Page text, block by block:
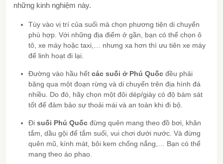
những kinh nghiệm này.
Tùy vào vị trí của suối mà chọn phương tiện di chuyển
phù hợp. Với những địa điểm ở gần, bạn có thể chọn ô
tô, xe máy hoặc taxi,… nhưng xa hơn thì ưu tiên xe máy
để linh hoạt đi lại.
Đường vào hầu hết các suối ở Phú Quốc đều phải
băng qua một đoạn rừng và di chuyển trên địa hình đá
nhiều. Do đó, hãy chọn một đôi dép/giày có độ bám sát
tốt để đảm bảo sự thoải mái và an toàn khi đi bộ.
Đi suối Phú Quốc đừng quên mang theo đồ bơi, khăn
tắm, dầu gội để tắm suối, vui chơi dưới nước. Và đừng
quên mũ, kính mát, bôi kem chống nắng,… Bạn có thể
mang theo áo phao.